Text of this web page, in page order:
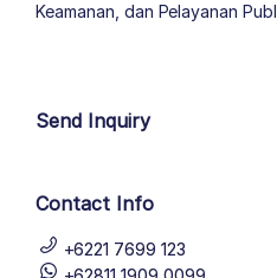
Keamanan, dan Pelayanan
Send Inquiry
Contact Info
+6221 7699 123